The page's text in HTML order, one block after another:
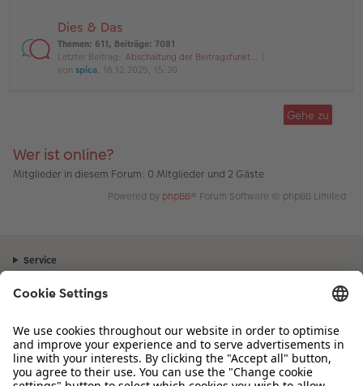
Dies & Das
Themen: 611, Beiträge: 7081
Letzter Beitrag: Abschaltung der Beitragsfunkt…
von spica, 18.12.2025, 15:20
Gehe zu
Wer ist online?
Mitglieder in diesem Forum: 0 Mitglieder und 2 Gäste
Powered by phpBB® Forum Software © phpBB Limited
Service
Sortiment